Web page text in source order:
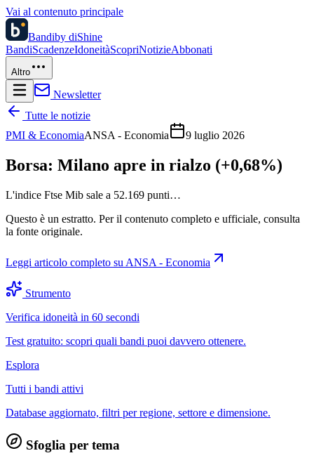
Vai al contenuto principale
Bandiby diShine
BandiScadenzeIdoneitàScopriNotizieAbbonati
Altro
Newsletter
Tutte le notizie
PMI & EconomiaANSA - Economia 9 luglio 2026
Borsa: Milano apre in rialzo (+0,68%)
L'indice Ftse Mib sale a 52.169 punti…
Questo è un estratto. Per il contenuto completo e ufficiale, consulta
la fonte originale.
Leggi articolo completo su ANSA - Economia
Strumento
Verifica idoneità in 60 secondi
Test gratuito: scopri quali bandi puoi davvero ottenere.
Esplora
Tutti i bandi attivi
Database aggiornato, filtri per regione, settore e dimensione.
Sfoglia per tema